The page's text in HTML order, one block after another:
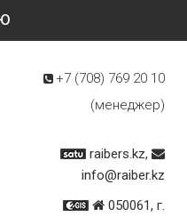
+7 (708) 769 20 10
(менеджер)
raibers.kz,
info@raiber.kz
050061, г.